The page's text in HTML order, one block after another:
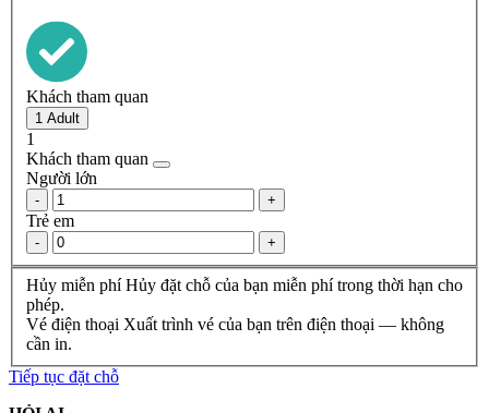
Khách tham quan
1
Khách tham quan
Người lớn
- +
Trẻ em
- +
Hủy miễn phí Hủy đặt chỗ của bạn miễn phí trong thời hạn cho
phép.
Vé điện thoại Xuất trình vé của bạn trên điện thoại — không
cần in.
Tiếp tục đặt chỗ